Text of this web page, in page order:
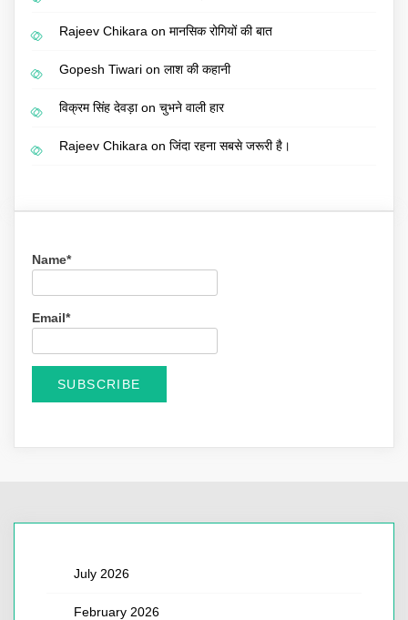
Rajeev Chikara on मानसिक रोगियों की बात
Gopesh Tiwari on लाश की कहानी
विक्रम सिंह देवड़ाon चुभने वाली हार
Rajeev Chikara on जिंदा रहना सबसे जरूरी है।
Name*
Email*
July 2026
February 2026